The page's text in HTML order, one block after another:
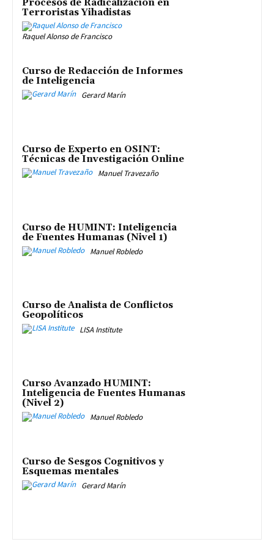
Procesos de Radicalización en
Terroristas Yihadistas
Raquel Alonso de Francisco
Curso de Redacción de Informes
de Inteligencia
Gerard Marín
Curso de Experto en OSINT:
Técnicas de Investigación Online
Manuel Travezaño
Curso de HUMINT: Inteligencia
de Fuentes Humanas (Nivel 1)
Manuel Robledo
Curso de Analista de Conflictos
Geopolíticos
LISA Institute
Curso Avanzado HUMINT:
Inteligencia de Fuentes Humanas
(Nivel 2)
Manuel Robledo
Curso de Sesgos Cognitivos y
Esquemas mentales
Gerard Marín